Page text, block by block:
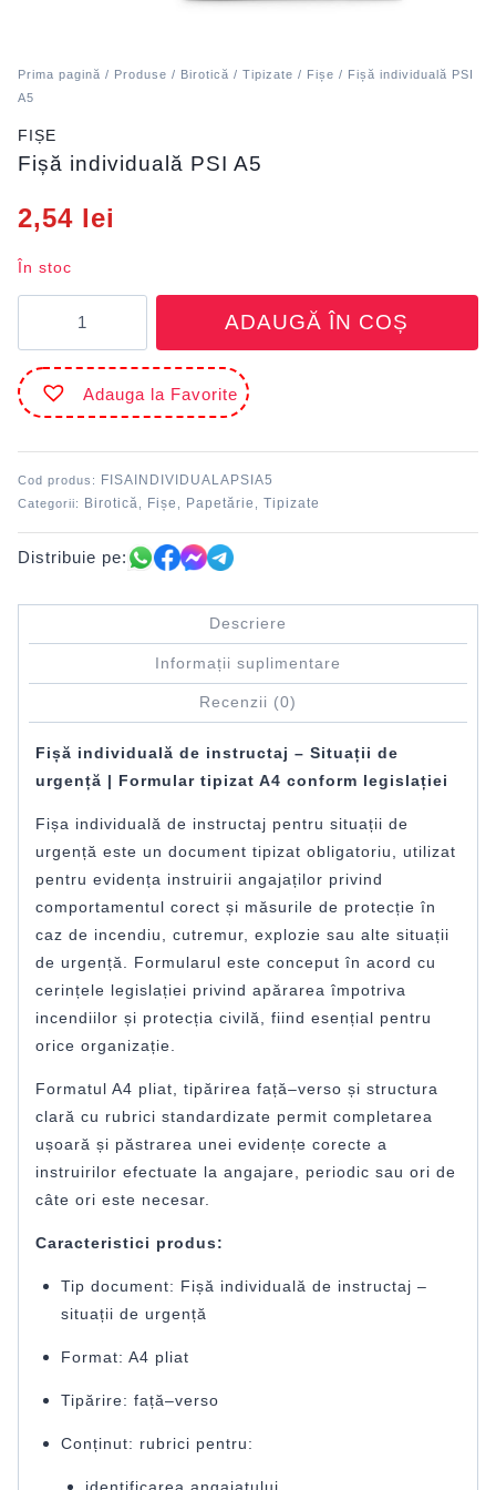
Prima pagină / Produse / Birotică / Tipizate / Fișe / Fișă individuală PSI
A5
FIȘE
Fișă individuală PSI A5
2,54 lei
În stoc
individuală
PSI
A5
ADAUGĂ ÎN COȘ
Adauga la Favorite
Cod produs: FISAINDIVIDUALAPSIA5
Categorii: Birotică Fișe Papetărie Tipizate
Distribuie pe:
Descriere
Informații suplimentare
Recenzii (0)
Fișă individuală de instructaj – Situații de
urgență | Formular tipizat A4 conform legislației
Fișa individuală de instructaj pentru situații de
urgență este un document tipizat obligatoriu, utilizat
pentru evidența instruirii angajaților privind
comportamentul corect și măsurile de protecție în
caz de incendiu, cutremur, explozie sau alte situații
de urgență. Formularul este conceput în acord cu
cerințele legislației privind apărarea împotriva
incendiilor și protecția civilă, fiind esențial pentru
orice organizație.
Formatul A4 pliat, tipărirea față–verso și structura
clară cu rubrici standardizate permit completarea
ușoară și păstrarea unei evidențe corecte a
instruirilor efectuate la angajare, periodic sau ori de
câte ori este necesar.
Caracteristici produs:
Tip document: Fișă individuală de instructaj –
situații de urgență
Format: A4 pliat
Tipărire: față–verso
Conținut: rubrici pentru: